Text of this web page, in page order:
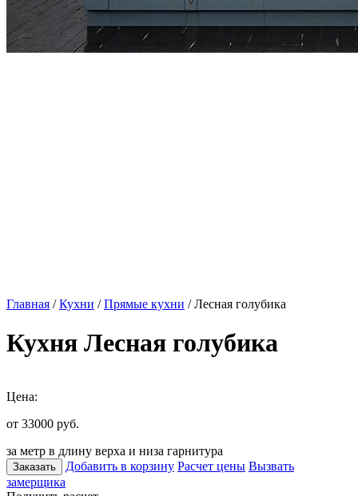
Главная /Кухни /Прямые кухни / Лесная голубика
Кухня Лесная голубика
Цена:
от 33000 руб.
за метр в длину верха и низа гарнитура
Заказать Добавить в корзину Расчет цены Вызвать
замерщика